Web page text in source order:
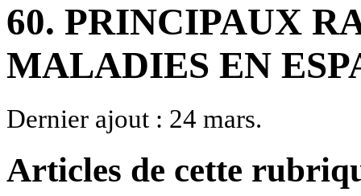
60. PRINCIPAUX
MALADIES EN
Dernier ajout : 24 mars.
Articles de cette